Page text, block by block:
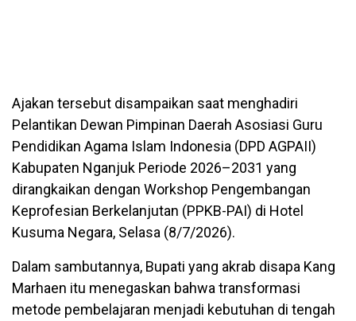
Ajakan tersebut disampaikan saat menghadiri
Pelantikan Dewan Pimpinan Daerah Asosiasi Guru
Pendidikan Agama Islam Indonesia (DPD AGPAII)
Kabupaten Nganjuk Periode 2026–2031 yang
dirangkaikan dengan Workshop Pengembangan
Keprofesian Berkelanjutan (PPKB-PAI) di Hotel
Kusuma Negara, Selasa (8/7/2026).
Dalam sambutannya, Bupati yang akrab disapa Kang
Marhaen itu menegaskan bahwa transformasi
metode pembelajaran menjadi kebutuhan di tengah